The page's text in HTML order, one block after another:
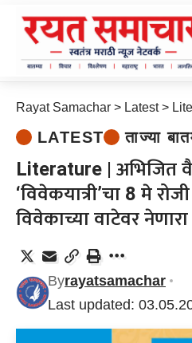
Rayat Samachar > Latest> Literature |
LATEST ताज्या
Literature | अभिजित
‘विवेकयात्री’चा 8 मे
विवेकाच्या वाटेवर
Last updated:
Byrayatsamachar